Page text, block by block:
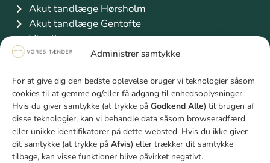
Administrer samtykke
For at give dig den bedste oplevelse bruger vi teknologier såsom
cookies til at gemme og/eller få adgang til enhedsoplysninger.
Hvis du giver samtykke (at trykke på Godkend Alle) til brugen af
disse teknologier, kan vi behandle data såsom browseradfærd
eller unikke identifikatorer på dette websted. Hvis du ikke giver
dit samtykke (at trykke på Afvis) eller trækker dit samtykke
tilbage, kan visse funktioner blive påvirket negativt.
Akut tandlæge Hørsholm
Akut tandlæge Gentofte
Vis alle
Information
Finansiering
Sygeforsikring Danmark
Studierabat
Unge mellem 18 og 21 år
Firmaaftale